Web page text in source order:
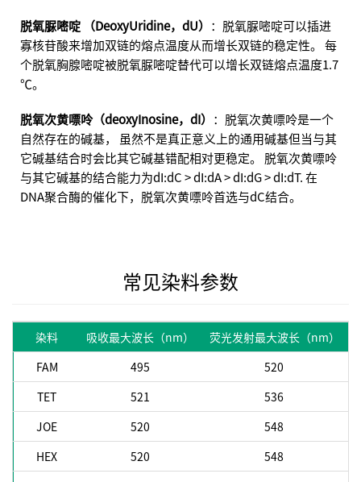
脱氧脲嘧啶 （DeoxyUridine，dU） ：脱氧脲嘧啶可以插进
寡核苷酸来增加双链的熔点温度从而增长双链的稳定性。 每
个脱氧胸腺嘧啶被脱氧脲嘧啶替代可以增长双链熔点温度1.7
℃。
脱氧次黄嘌呤（deoxyInosine，dI） ：脱氧次黄嘌呤是一个
自然存在的碱基， 虽然不是真正意义上的通用碱基但当与其
它碱基结合时会比其它碱基错配相对更稳定。 脱氧次黄嘌呤
与其它碱基的结合能力为dI:dC > dI:dA > dI:dG > dI:dT. 在
DNA聚合酶的催化下，脱氧次黄嘌呤首选与dC结合。
常见染料参数
染料 吸收最大波长（nm） 荧光发射最大波长（nm）
FAM
495
520
TET
521
536
JOE
520
548
HEX
520
548